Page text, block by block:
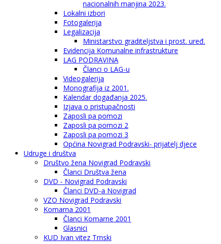
nacionalnih manjina 2023.
Lokalni izbori
Fotogalerija
Legalizacija
Ministarstvo graditeljstva i prost. uređ.
Evidencija Komunalne infrastrukture
LAG PODRAVINA
Članci o LAG-u
Videogalerija
Monografija iz 2001.
Kalendar događanja 2025.
Izjava o pristupačnosti
Zaposli pa pomozi
Zaposli pa pomozi 2
Zaposli pa pomozi 3
Općina Novigrad Podravski- prijatelj djece
Udruge i društva
Društvo žena Novigrad Podravski
Članci Društva žena
DVD - Novigrad Podravski
Članci DVD-a Novigrad
VZO Novigrad Podravski
Komarna 2001
Članci Komarne 2001
Glasnici
KUD Ivan vitez Trnski